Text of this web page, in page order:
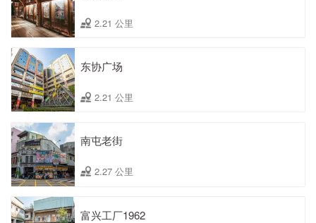
2.21 公里
东协广场
2.21 公里
南屯老街
2.27 公里
富兴工厂1962